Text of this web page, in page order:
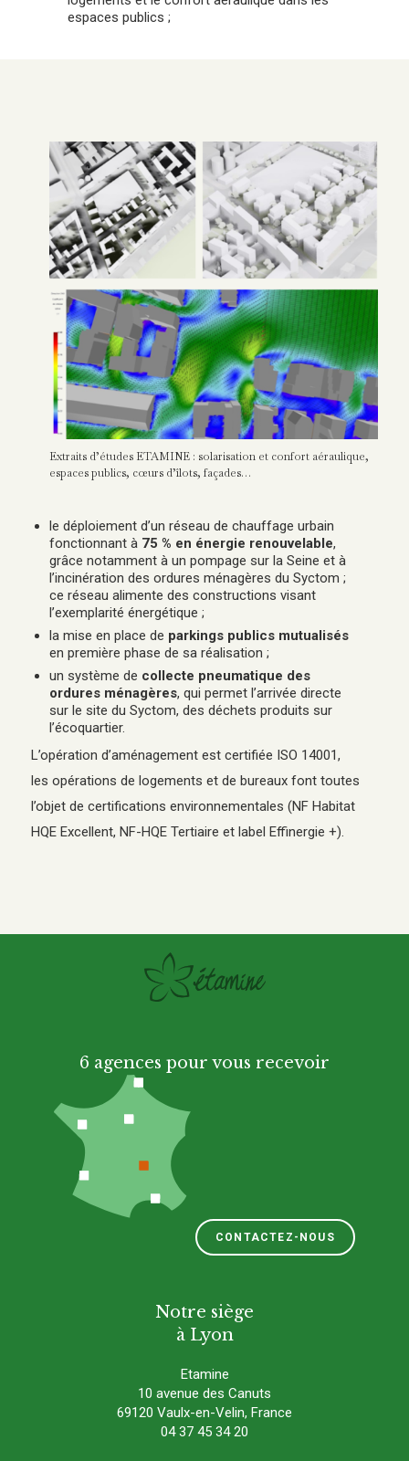
espaces publics ;
Extraits d’études ETAMINE : solarisation et confort aéraulique,
espaces publics, cœurs d’îlots, façades…
le déploiement d’un réseau de chauffage urbain
fonctionnant à 75 % en énergie renouvelable,
grâce notamment à un pompage sur la Seine et à
l’incinération des ordures ménagères du Syctom ;
ce réseau alimente des constructions visant
l’exemplarité énergétique ;
la mise en place de parkings publics mutualisés
en première phase de sa réalisation ;
un système de collecte pneumatique des
ordures ménagères, qui permet l’arrivée directe
sur le site du Syctom, des déchets produits sur
l’écoquartier.
L’opération d’aménagement est certifiée ISO 14001,
les opérations de logements et de bureaux font toutes
l’objet de certifications environnementales (NF Habitat
HQE Excellent, NF-HQE Tertiaire et label Effinergie +).
6 agences pour vous recevoir
CONTACTEZ-NOUS
Notre siège
à Lyon
Etamine
10 avenue des Canuts
69120 Vaulx-en-Velin, France
04 37 45 34 20